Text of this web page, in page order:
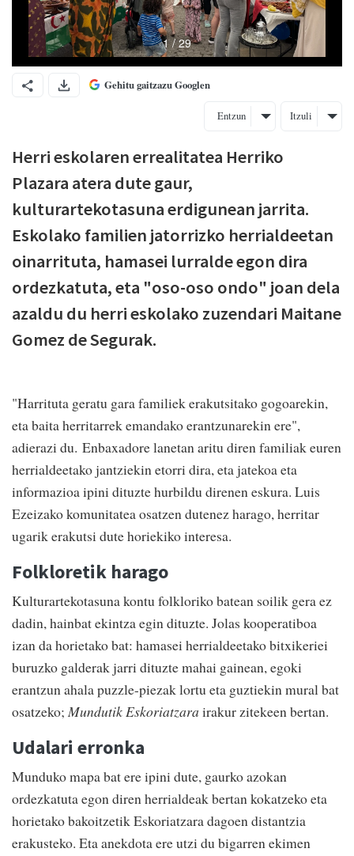
Gehitu gaitzazu Googlen
Entzun Itzuli
Herri eskolaren errealitatea Herriko
Plazara atera dute gaur,
kulturartekotasuna erdigunean jarrita.
Eskolako familien jatorrizko herrialdeetan
oinarrituta, hamasei lurralde egon dira
ordezkatuta, eta "oso-oso ondo" joan dela
azaldu du herri eskolako zuzendari Maitane
Gomez de Segurak.
"Harrituta geratu gara familiek erakutsitako gogoarekin,
eta baita herritarrek emandako erantzunarekin ere",
adierazi du. Enbaxadore lanetan aritu diren familiak euren
herrialdeetako jantziekin etorri dira, eta jatekoa eta
informazioa ipini dituzte hurbildu direnen eskura. Luis
Ezeizako komunitatea osatzen dutenez harago, herritar
ugarik erakutsi dute horiekiko interesa.
Folkloretik harago
Kulturartekotasuna kontu folkloriko batean soilik gera ez
dadin, hainbat ekintza egin dituzte. Jolas kooperatiboa
izan da horietako bat: hamasei herrialdeetako bitxikeriei
buruzko galderak jarri dituzte mahai gainean, egoki
erantzun ahala puzzle-piezak lortu eta guztiekin mural bat
osatzeko; Mundutik Eskoriatzara irakur zitekeen bertan.
Udalari erronka
Munduko mapa bat ere ipini dute, gaurko azokan
ordezkatuta egon diren herrialdeak bertan kokatzeko eta
horietako bakoitzetik Eskoriatzara dagoen distantzia
erakusteko. Eta anekdota ere utzi du bigarren ekimen